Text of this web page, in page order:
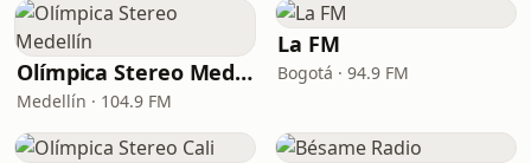
Olímpica Stereo Medellín
Medellín · 104.9 FM
La FM
Bogotá · 94.9 FM